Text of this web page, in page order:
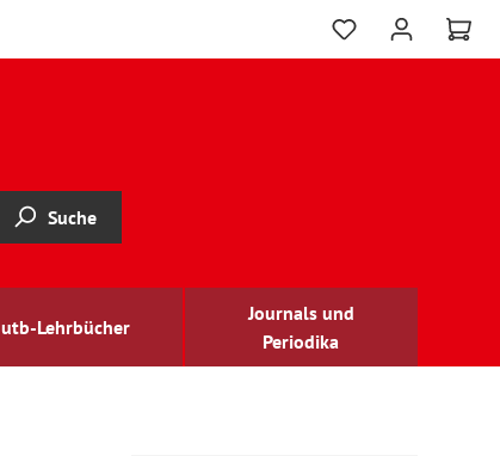
Suche
utb-Lehrbücher
Journals und
Periodika